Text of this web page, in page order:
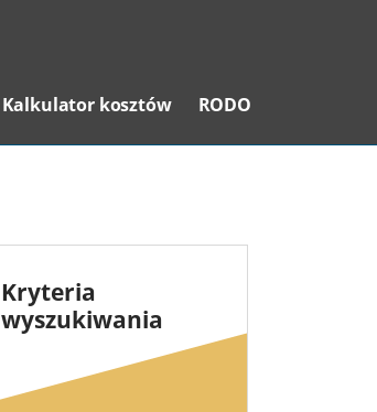
Kalkulator kosztów RODO
Kryteria
wyszukiwania